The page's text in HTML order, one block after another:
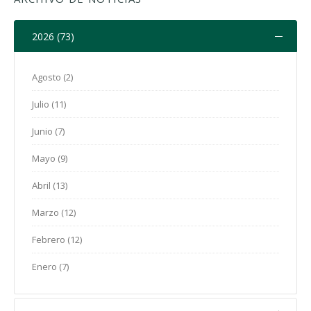
2026 (73)
Agosto (2)
Julio (11)
Junio (7)
Mayo (9)
Abril (13)
Marzo (12)
Febrero (12)
Enero (7)